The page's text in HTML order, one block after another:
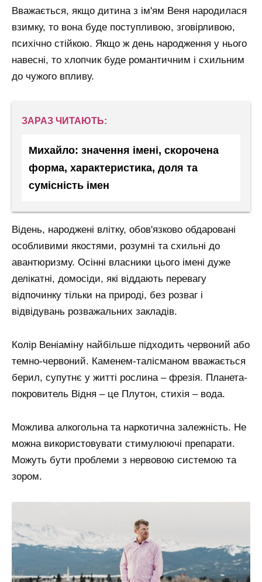
Вважається, якщо дитина з ім'ям Веня народилася
взимку, то вона буде поступливою, зговірливою,
психічно стійкою. Якщо ж день народження у нього
навесні, то хлопчик буде романтичним і схильним
до чужого впливу.
ЗАРАЗ ЧИТАЮТЬ:
Михайло: значення імені, скорочена
форма, характеристика, доля та
сумісність імен
Відень, народжені влітку, обов'язково обдаровані
особливими якостями, розумні та схильні до
авантюризму. Осінні власники цього імені дуже
делікатні, домосіди, які віддають перевагу
відпочинку тільки на природі, без розваг і
відвідувань розважальних закладів.
Колір Веніаміну найбільше підходить червоний або
темно-червоний. Каменем-талісманом вважається
берил, супутнє у житті рослина – фрезія. Планета-
покровитель Відня – це Плутон, стихія – вода.
Можлива алкогольна та наркотична залежність. Не
можна використовувати стимулюючі препарати.
Можуть бути проблеми з нервовою системою та
зором.